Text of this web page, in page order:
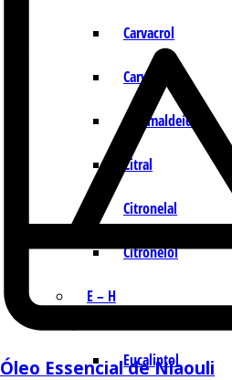
Carvacrol
Carvona
Cinamaldeído
Citral
Citronelal
Citronelol
E – H
Eucaliptol
Óleo Essencial de Niaouli